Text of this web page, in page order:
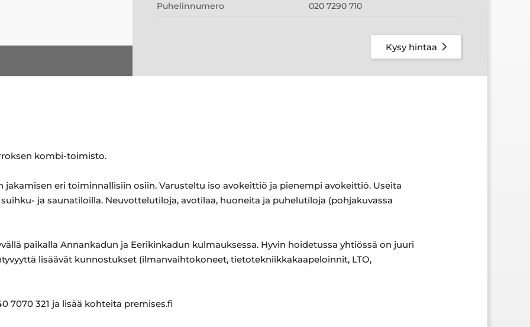
Puhelinnumero 020 7290 710
Kysy hintaa
kombi-toimisto.
jakamisen eri toiminnallisiin osiin. Varusteltu iso avokeittiö ja pienempi avokeittiö. Useita
ja saunatiloilla. Neuvottelutiloja, avotilaa, huoneita ja puhelutiloja (pohjakuvassa
paikalla Annankadun ja Eerikinkadun kulmauksessa. Hyvin hoidetussa yhtiössä on juuri
lisäävät kunnostukset (ilmanvaihtokoneet, tietotekniikkakaapeloinnit, LTO,
7070 321 ja lisää kohteita premises.fi